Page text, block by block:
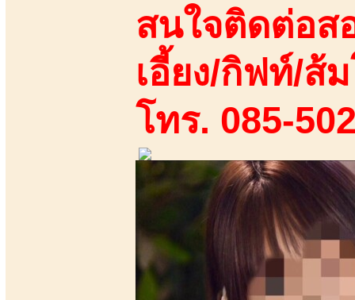
สนใจติดต่อส
เอี้ยง/กิฟท์/ส้
โทร. 085-